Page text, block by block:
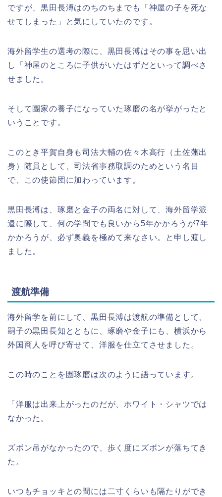
ですが、黒田長溥はのちのちまでも「神屋の子を死な
せてしまった」と気にしていたのです。
海外留学生の選考の際に、黒田長溥はその事を思い出
し「神屋のところに子供がいたはずだといって調べさ
せました。
そして團家の養子になっていた琢磨の名が挙がったと
いうことです。
このとき平賀自身も司法大輔の佐々木高行（土佐藩出
身）随員として、司法省事務取調のためという名目
で、この使節団に加わっています。
黒田長溥は、琢磨と金子の両名に対して、海外留学派
遣に際して、何の学問でも良いから5年かかろうが7年
かかろうが、必ず奥義を極めて来なさい。と申し渡し
ました。
渡航準備
海外留学を前にして、黒田長溥は渡航の準備として、
嗣子の黒田長知とともに、琢磨や金子にも、横浜から
外国商人を呼び寄せて、洋服を仕立てさせました。
この時のことを團琢磨は次のように語っています。
「洋服は出来上がったのだが、ホワイト・シャツでは
なかった。
ズボン吊がなかったので、歩く度にズボンが落ちてき
た。
いつもチョッキとの間には二寸くらいも隔たりができ